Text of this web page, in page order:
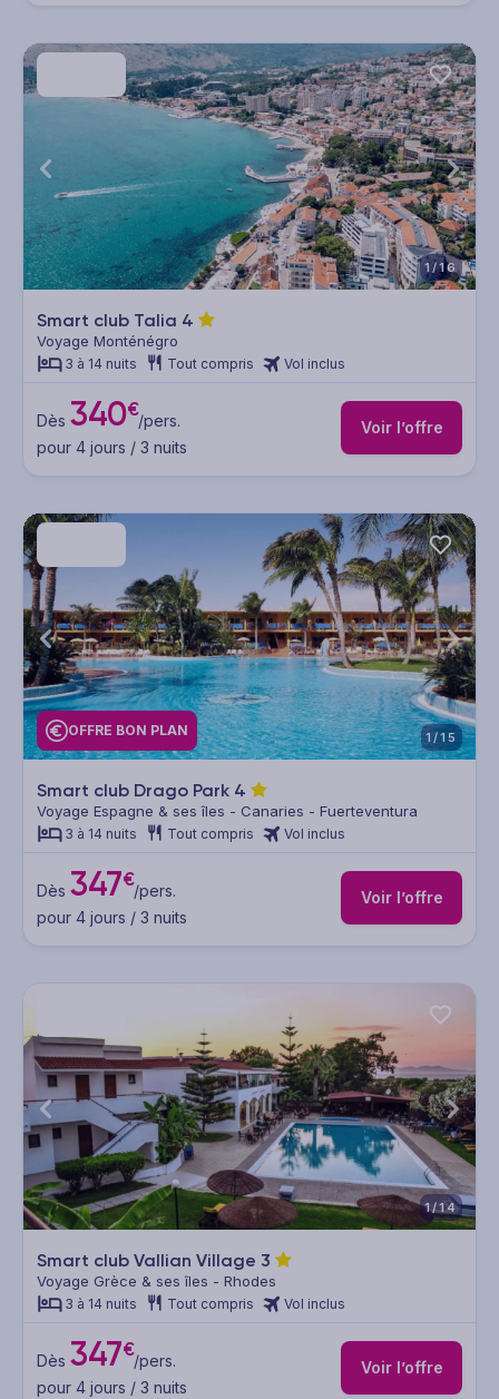
1/16
Smart club Talia 4
Voyage Monténégro
3 à 14 nuits Tout compris Vol inclus
Dès 340€/pers.
pour 4 jours / 3 nuits
Voir l’offre
OFFRE BON PLAN 1/15
Smart club Drago Park 4
Voyage Espagne & ses îles - Canaries - Fuerteventura
3 à 14 nuits Tout compris Vol inclus
Dès 347€/pers.
pour 4 jours / 3 nuits
Voir l’offre
1/14
Smart club Vallian Village 3
Voyage Grèce & ses îles - Rhodes
3 à 14 nuits Tout compris Vol inclus
Dès 347€/pers.
pour 4 jours / 3 nuits
Voir l’offre